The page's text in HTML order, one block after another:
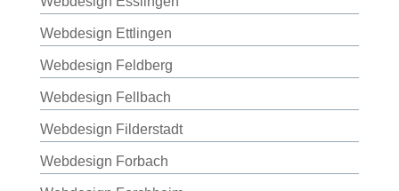
Webdesign Ettlingen
Webdesign Feldberg
Webdesign Fellbach
Webdesign Filderstadt
Webdesign Forbach